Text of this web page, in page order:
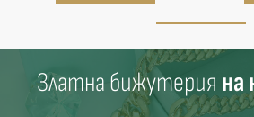
Златна бижутерия на